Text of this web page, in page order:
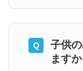
子供
ますか